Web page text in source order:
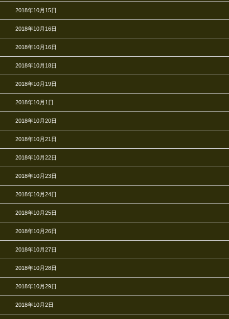
2018年10月15日
2018年10月16日
2018年10月16日
2018年10月18日
2018年10月19日
2018年10月1日
2018年10月20日
2018年10月21日
2018年10月22日
2018年10月23日
2018年10月24日
2018年10月25日
2018年10月26日
2018年10月27日
2018年10月28日
2018年10月29日
2018年10月2日